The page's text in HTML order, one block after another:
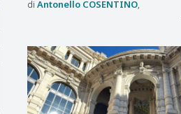
Antonello COSENTINO